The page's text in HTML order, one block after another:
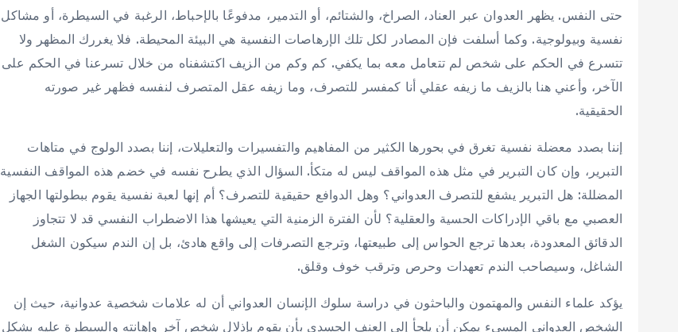
حتى النفس. يظهر العدوان عبر العناد، الصراخ، والشتائم، أو التدمير، مدفوعًا بالإحباط، الرغبة في السيطرة، أو مشاكل
نفسية وبيولوجية. وكما أسلفت فإن المصادر لكل تلك الإرهاصات النفسية هي البيئة المحيطة. فلا يغررك المظهر ولا
تتسرع في الحكم على شخص لم تتعامل معه بما يكفي. كم وكم من الزيف اكتشفناه من خلال تسرعنا في الحكم على
الآخر، وأعني هنا بالزيف ما زيفه عقلي أنا كمفسر للتصرف، وما زيفه عقل المتصرف لنفسه فظهر غير صورته
الحقيقية.
إننا بصدد معضلة نفسية تغرق في بحورها الكثير من المفاهيم والتفسيرات والتعليلات، إننا بصدد الولوج في متاهات
التبرير، وإن كان التبرير في مثل هذه المواقف ليس له متكأ. السؤال الذي يطرح نفسه في خضم هذه المواقف النفسية
المضللة: هل التبرير يشفع للتصرف العدواني؟ وهل الدوافع حقيقية للتصرف؟ أم إنها لعبة نفسية يقوم ببطولتها الجهاز
العصبي مع باقي الإدراكات الحسية والعقلية؟ لأن الفترة الزمنية التي يعيشها هذا الاضطراب النفسي قد لا تتجاوز
الدقائق المعدودة، بعدها ترجع الحواس إلى طبيعتها، وترجع التصرفات إلى واقع هادئ، بل إن الندم سيكون الشغل
الشاغل، وسيصاحب الندم تعهدات وحرص وترقب خوف وقلق.
يؤكد علماء النفس والمهتمون والباحثون في دراسة سلوك الإنسان العدواني أن له علامات شخصية عدوانية، حيث إن
الشخص العدواني المسيء يمكن أن يلجأ إلى العنف الجسدي بأن يقوم بإذلال شخص آخر وإهانته والسيطرة عليه بشكل